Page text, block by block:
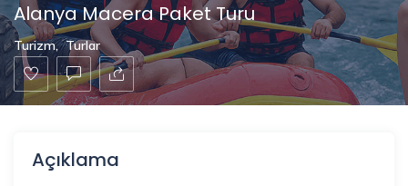
Alanya Macera Paket Turu
Turizm, Turlar
Açıklama